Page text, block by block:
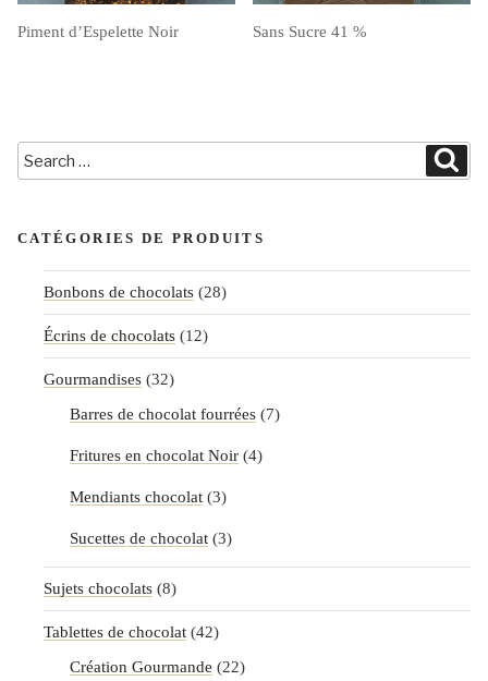
Piment d’Espelette Noir Sans Sucre 41 %
Search
for:
CATÉGORIES DE PRODUITS
Bonbons de chocolats (28)
Écrins de chocolats (12)
Gourmandises (32)
Barres de chocolat fourrées (7)
Fritures en chocolat Noir (4)
Mendiants chocolat (3)
Sucettes de chocolat (3)
Sujets chocolats (8)
Tablettes de chocolat (42)
Création Gourmande (22)